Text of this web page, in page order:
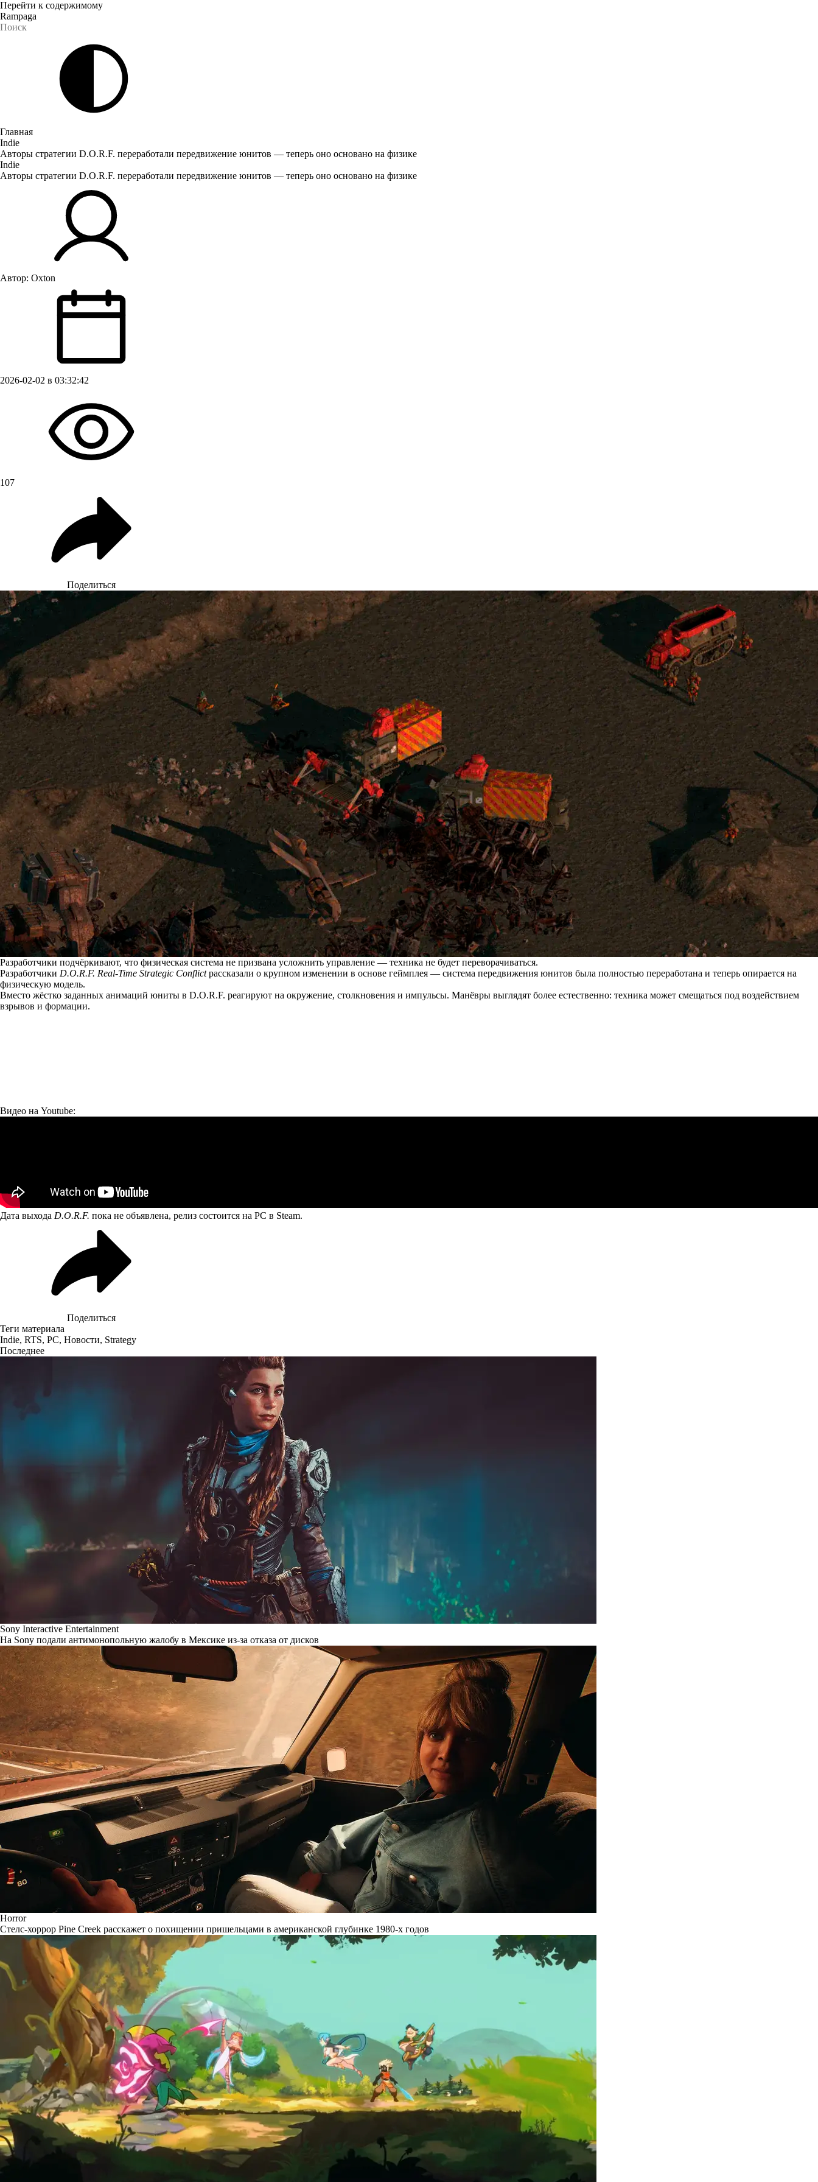
Перейти к содержимому
Rampaga
Главная
Indie
Авторы стратегии D.O.R.F. переработали передвижение юнитов — теперь оно основано на физике
Indie
Авторы стратегии D.O.R.F. переработали передвижение юнитов — теперь оно основано на физике
Автор: Oxton
2026-02-02 в 03:32:42
107
Поделиться
Разработчики подчёркивают, что физическая система не призвана усложнить управление — техника не будет переворачиваться.
Разработчики D.O.R.F. Real-Time Strategic Conflictрассказали о крупном изменении в основе геймплея — система передвижения юнитов была полностью переработана и теперь опирается на
физическую модель.
Вместо жёстко заданных анимаций юниты в D.O.R.F. реагируют на окружение, столкновения и импульсы. Манёвры выглядят более естественно: техника может смещаться под воздействием
взрывов и формации.
Видео на Youtube:
Дата выхода D.O.R.F. пока не объявлена, релиз состоится на PC в Steam.
Поделиться
Теги материала
Indie, RTS, PC, Новости, Strategy
Последнее
Sony Interactive Entertainment
На Sony подали антимонопольную жалобу в Мексике из-за отказа от дисков
Horror
Стелс-хоррор Pine Creek расскажет о похищении пришельцами в американской глубинке 1980-х годов